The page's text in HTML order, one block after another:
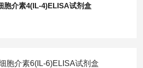
胞介素4(IL-4)ELISA试剂盒